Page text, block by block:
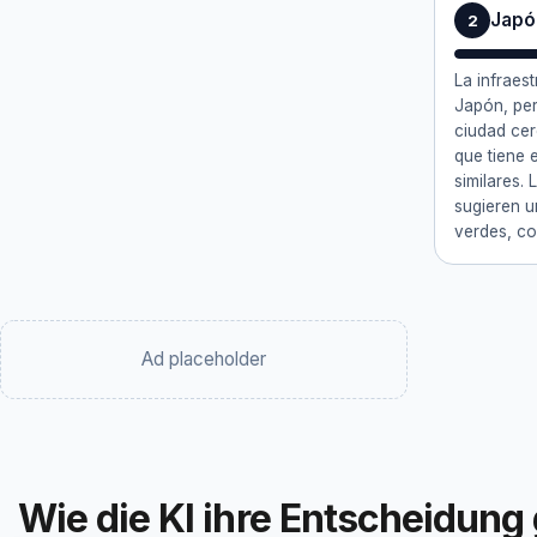
2
La
Japón,
ciudad
que tiene
similares.
sugieren
verdes,
Ad placeholder
Wie die KI ihre